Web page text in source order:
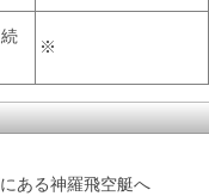
※
ある神羅飛空艇へ